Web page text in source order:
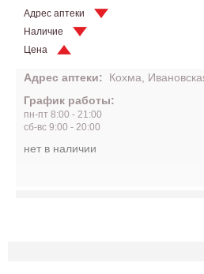
Адрес аптеки
Наличие
Цена
Адрес аптеки:
Кохма,
График работы:
пн-пт 8:00 - 21:00
сб-вс 9:00 - 20:00
нет в наличии